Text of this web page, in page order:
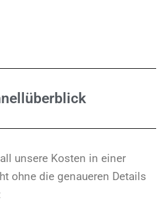
unsere Kosten in einer
ohne die genaueren Details